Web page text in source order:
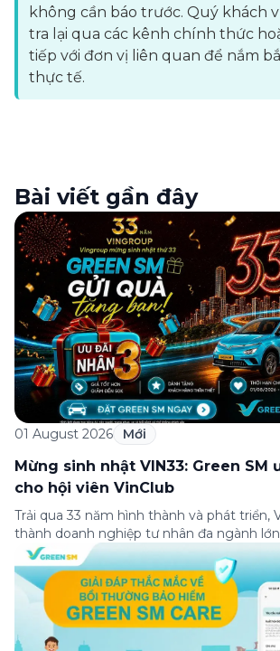
không cần báo trước. Quý khách
tra lại qua các kênh chính thức
tiếp với đơn vị liên quan để nắm
thực tế.
Bài viết gần đây
01 August 2026 Mới
Mừng sinh nhật VIN33: Green SM
cho hội viên VinClub
Trải qua 33 năm hình thành và phát triển,
thành doanh nghiệp tư nhân đa ngành
lọt Top 30 doanh nghiệp lớn nhất Đông
xếp hạng của Tạp chí Fortune (Mỹ). Nhân
thành lập (8/8/1993 đến 8/8/2026),